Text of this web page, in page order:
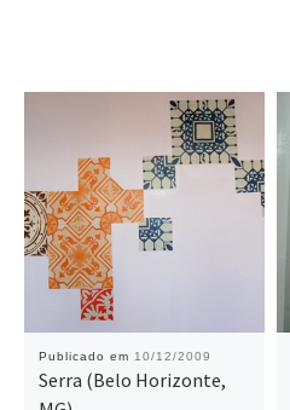
Publicado em 10/12/2009
Serra (Belo Horizonte,